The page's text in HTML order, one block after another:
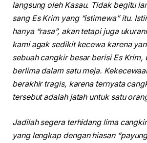
langsung oleh Kasau. Tidak begitu
sang Es Krim yang “istimewa” itu.
hanya “rasa”, akan tetapi juga
kami agak sedikit kecewa karena
sebuah cangkir besar berisi Es Krim,
berlima dalam satu meja.
berakhir tragis, karena ternyata
tersebut adalah jatah untuk satu
Jadilah segera terhidang lima
yang lengkap dengan hiasan